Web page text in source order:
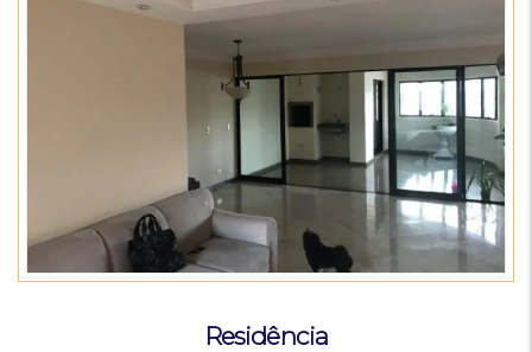
Residência